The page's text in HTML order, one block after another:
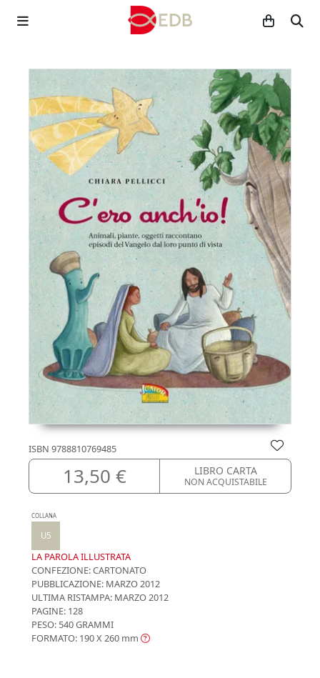
ISBN 9788810769485
13,50 € LIBRO CARTA
NON ACQUISTABILE
COLLANA
U5
LA PAROLA ILLUSTRATA
CONFEZIONE:CARTONATO
PUBBLICAZIONE: MARZO 2012
ULTIMA RISTAMPA: MARZO 2012
PAGINE: 128
PESO: 540 GRAMMI
FORMATO: 190 X 260 mm